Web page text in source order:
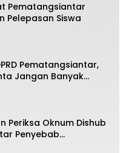
Pematangsiantar
Pelepasan Siswa
Pematangsiantar,
Jangan Banyak
Periksa Oknum Dishub
Penyebab
Retribusi Parkir